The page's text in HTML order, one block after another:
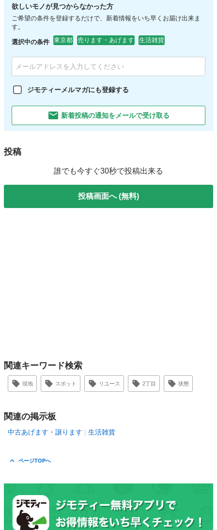
欲しいモノが見つからなかった方
ご希望の条件を登録するだけで、新着情報をいち早くお届け出来ま
す。
選択中の条件 東京都 売ります・あげます 生活雑貨
ジモティーメルマガにも登録する
新着投稿の通知をメールで受け取る
投稿
誰でも今すぐ30秒で投稿出来る
投稿画面へ (無料)
関連キーワード検索
現地 スポット リユース 2丁目 状態
関連の掲示板
中古あげます・譲ります 生活雑貨
ページTOPへ